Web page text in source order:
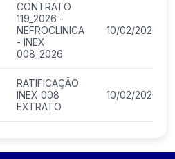
CONTRATO
119_2026 -
NEFROCLINICA
- INEX
008_2026
10/02/2026
RATIFICAÇÃO
INEX 008
EXTRATO
10/02/2026